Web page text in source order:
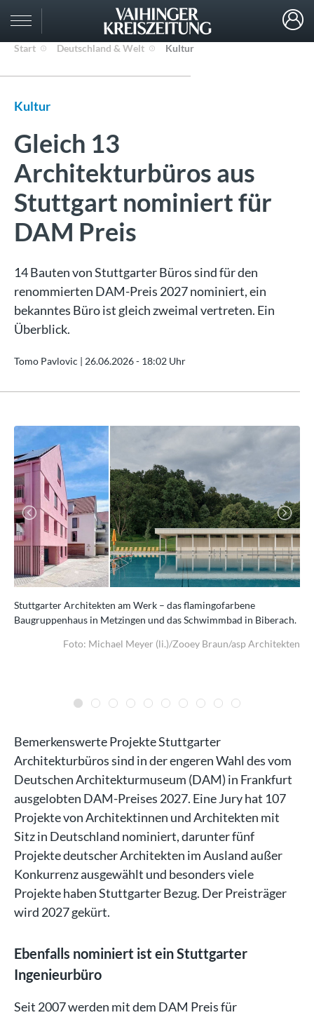
Start Deutschland & Welt Kultur
Kultur
Gleich 13
Architekturbüros aus
Stuttgart nominiert für
DAM Preis
14 Bauten von Stuttgarter Büros sind für den
renommierten DAM-Preis 2027 nominiert, ein
bekanntes Büro ist gleich zweimal vertreten. Ein
Überblick.
Tomo Pavlovic | 26.06.2026 - 18:02 Uhr
Stuttgarter Architekten am Werk – das flamingofarbene
Baugruppenhaus in Metzingen und das Schwimmbad in Biberach.
Foto: Michael Meyer (li.)/Zooey Braun/asp Architekten
Previous
Next
Bemerkenswerte Projekte Stuttgarter
Architekturbüros sind in der engeren Wahl des vom
Deutschen Architekturmuseum (DAM) in Frankfurt
ausgelobten DAM-Preises 2027. Eine Jury hat 107
Projekte von Architektinnen und Architekten mit
Sitz in Deutschland nominiert, darunter fünf
Projekte deutscher Architekten im Ausland außer
Konkurrenz ausgewählt und besonders viele
Projekte haben Stuttgarter Bezug. Der Preisträger
wird 2027 gekürt.
Ebenfalls nominiert ist ein Stuttgarter
Ingenieurbüro
Seit 2007 werden mit dem DAM Preis für